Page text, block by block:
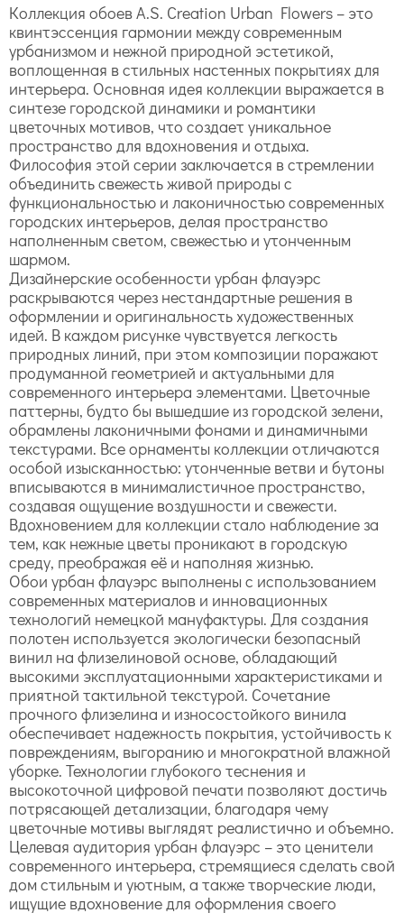
Коллекция обоев A.S. Creation Urban Flowers – это
квинтэссенция гармонии между современным
урбанизмом и нежной природной эстетикой,
воплощенная в стильных настенных покрытиях для
интерьера. Основная идея коллекции выражается в
синтезе городской динамики и романтики
цветочных мотивов, что создает уникальное
пространство для вдохновения и отдыха.
Философия этой серии заключается в стремлении
объединить свежесть живой природы с
функциональностью и лаконичностью современных
городских интерьеров, делая пространство
наполненным светом, свежестью и утонченным
шармом.
Дизайнерские особенности урбан флауэрс
раскрываются через нестандартные решения в
оформлении и оригинальность художественных
идей. В каждом рисунке чувствуется легкость
природных линий, при этом композиции поражают
продуманной геометрией и актуальными для
современного интерьера элементами. Цветочные
паттерны, будто бы вышедшие из городской зелени,
обрамлены лаконичными фонами и динамичными
текстурами. Все орнаменты коллекции отличаются
особой изысканностью: утонченные ветви и бутоны
вписываются в минималистичное пространство,
создавая ощущение воздушности и свежести.
Вдохновением для коллекции стало наблюдение за
тем, как нежные цветы проникают в городскую
среду, преображая её и наполняя жизнью.
Обои урбан флауэрс выполнены с использованием
современных материалов и инновационных
технологий немецкой мануфактуры. Для создания
полотен используется экологически безопасный
винил на флизелиновой основе, обладающий
высокими эксплуатационными характеристиками и
приятной тактильной текстурой. Сочетание
прочного флизелина и износостойкого винила
обеспечивает надежность покрытия, устойчивость к
повреждениям, выгоранию и многократной влажной
уборке. Технологии глубокого теснения и
высокоточной цифровой печати позволяют достичь
потрясающей детализации, благодаря чему
цветочные мотивы выглядят реалистично и объемно.
Целевая аудитория урбан флауэрс – это ценители
современного интерьера, стремящиеся сделать свой
дом стильным и уютным, а также творческие люди,
ищущие вдохновение для оформления своего